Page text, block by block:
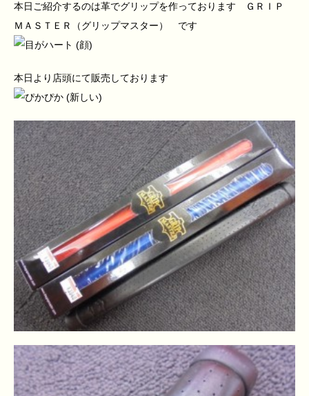
本日ご紹介するのは革でグリップを作っております ＧＲＩＰ
ＭＡＳＴＥＲ（グリップマスター） です
本日より店頭にて販売しております